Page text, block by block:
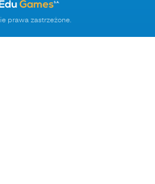
prawa zastrzeżone.